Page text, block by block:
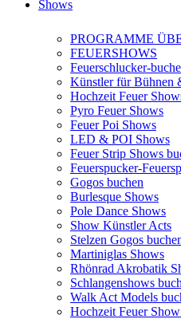
Shows
PROGRAMME
FEUERSHOWS
Feuerschlucker-
Künstler für Bühnen
Hochzeit Feuer
Pyro Feuer Shows
Feuer Poi Shows
LED & POI Shows
Feuer Strip Shows
Feuerspucker-
Gogos buchen
Burlesque Shows
Pole Dance Shows
Show Künstler Acts
Stelzen Gogos
Martiniglas Shows
Rhönrad Akrobatik
Schlangenshows
Walk Act Models
Hochzeit Feuer